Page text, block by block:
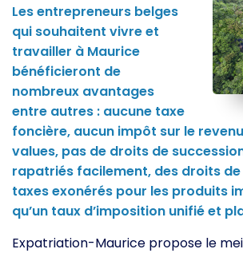
Les entrepreneurs belges
qui souhaitent vivre et
travailler à Maurice
bénéficieront de
nombreux avantages
entre autres : aucune taxe
foncière, aucun impôt sur le
values, pas de droits de
rapatriés facilement, des droits
taxes exonérés pour les produits
qu’un taux d’imposition unifié et
Expatriation-Maurice propose le